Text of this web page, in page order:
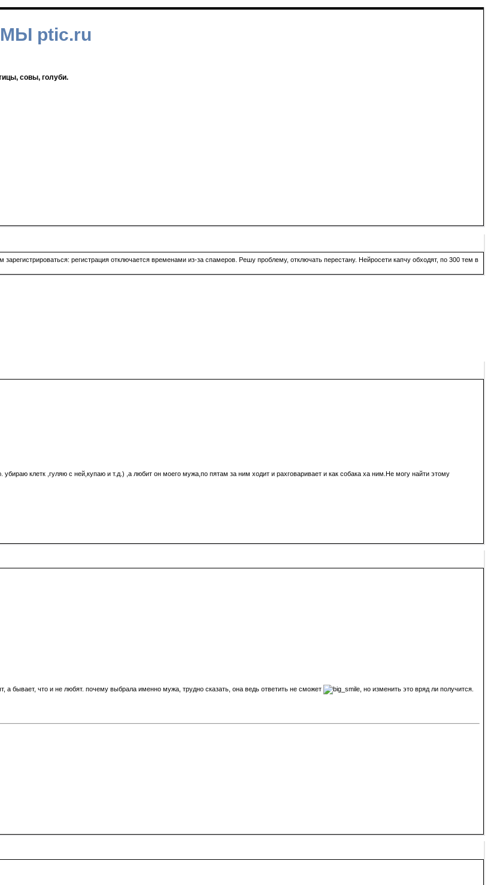
ptic.ru
совы, голуби.
регистрация отключается временами из-за спамеров. Решу проблему, отключать перестану. Нейросети капчу обходят, по 300 тем в
клетк ,гуляю с ней,купаю и т.д.) ,а любит он моего мужа,по пятам за ним ходит и рахговаривает и как собака ха ним.Не могу найти этому
а бывает, что и не любят. почему выбрала именно мужа, трудно сказать, она ведь ответить не сможет
, но изменить это вряд ли получится.